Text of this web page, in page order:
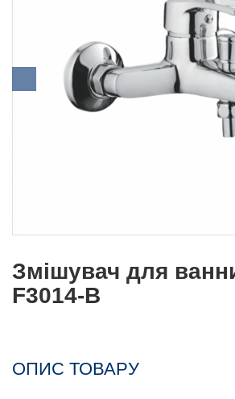
Змішувач для
F3014-B
ОПИС ТОВАРУ